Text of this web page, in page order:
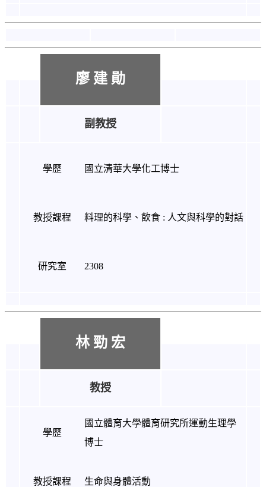
廖 建 勛
副教授
學歷 國立清華大學化工博士
教授課程 料理的科學、飲食 : 人文與科學的對話
研究室 2308
林 勁 宏
教授
學歷
國立體育大學體育研究所運動生理學
博士
教授課程 生命與身體活動